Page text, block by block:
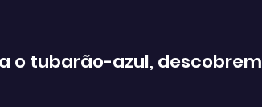
o tubarão-azul, descobrem